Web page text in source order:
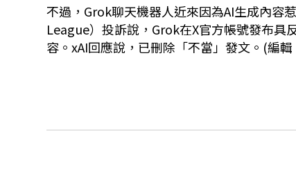
不過，Grok聊天機器人近來因為AI生成內
League）投訴說，Grok在X官方帳號發布
容。xAI回應說，已刪除「不當」發文。(編